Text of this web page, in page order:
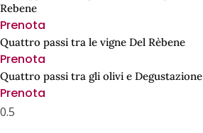
Rebene
Prenota
Quattro passi tra le vigne Del Rèbene
Prenota
Quattro passi tra gli olivi e
Prenota